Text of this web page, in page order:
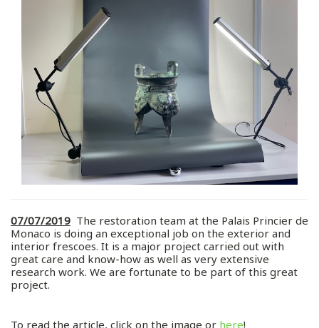
07/07/2019 The restoration team at the Palais Princier de
Monaco is doing an exceptional job on the exterior and
interior frescoes. It is a major project carried out with
great care and know-how as well as very extensive
research work. We are fortunate to be part of this great
project.
To read the article, click on the image or here!